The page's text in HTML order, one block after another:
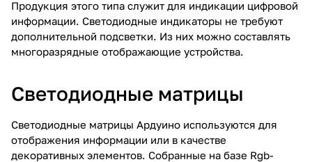
Продукция этого типа служит для индикации цифровой
информации. Светодиодные индикаторы не требуют
дополнительной подсветки. Из них можно составлять
многоразрядные отображающие устройства.
Светодиодные матрицы
Светодиодные матрицы Ардуино используются для
отображения информации или в качестве
декоративных элементов. Собранные на базе Rgb-